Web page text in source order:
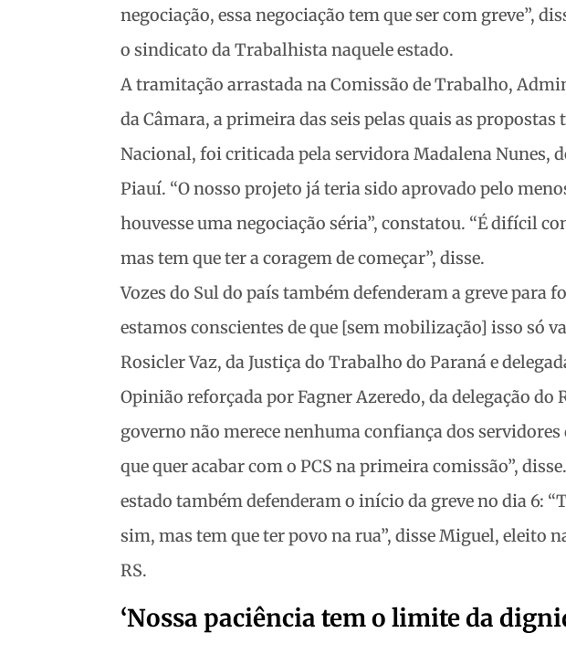
negociação, essa negociação tem que ser com greve”,
o sindicato da Trabalhista naquele estado.
A tramitação arrastada na Comissão de Trabalho,
da Câmara, a primeira das seis pelas quais as propostas
Nacional, foi criticada pela servidora Madalena Nunes,
Piauí. “O nosso projeto já teria sido aprovado pelo
houvesse uma negociação séria”, constatou. “É difícil
mas tem que ter a coragem de começar”, disse.
Vozes do Sul do país também defenderam a greve para
estamos conscientes de que [sem mobilização] isso só
Rosicler Vaz, da Justiça do Trabalho do Paraná e
Opinião reforçada por Fagner Azeredo, da delegação do
governo não merece nenhuma confiança dos
que quer acabar com o PCS na primeira comissão”,
estado também defenderam o início da greve no dia 6:
sim, mas tem que ter povo na rua”, disse Miguel, eleito
RS.
‘Nossa paciência tem o limite da